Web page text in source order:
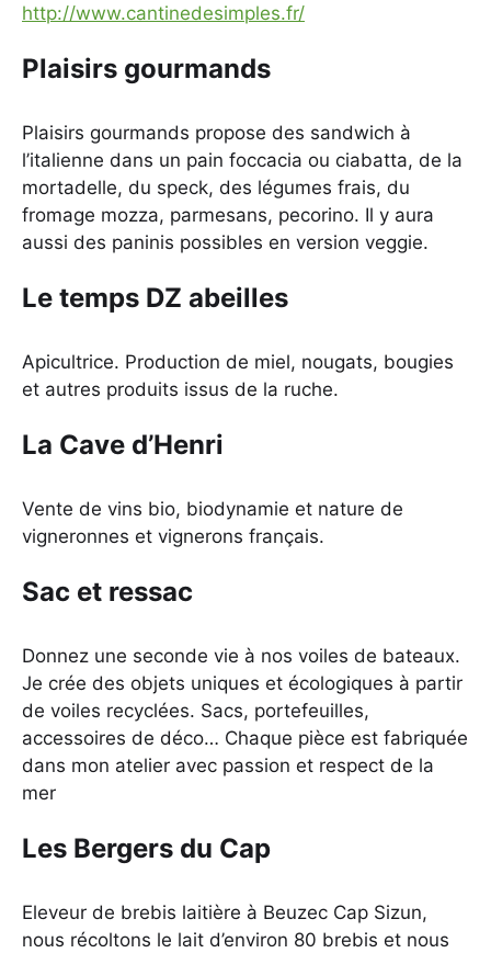
http://www.cantinedesimples.fr/
Plaisirs gourmands
Plaisirs gourmands propose des sandwich à
l’italienne dans un pain foccacia ou ciabatta, de la
mortadelle, du speck, des légumes frais, du
fromage mozza, parmesans, pecorino. Il y aura
aussi des paninis possibles en version veggie.
Le temps DZ abeilles
Apicultrice. Production de miel, nougats, bougies
et autres produits issus de la ruche.
La Cave d’Henri
Vente de vins bio, biodynamie et nature de
vigneronnes et vignerons français.
Sac et ressac
Donnez une seconde vie à nos voiles de bateaux.
Je crée des objets uniques et écologiques à partir
de voiles recyclées. Sacs, portefeuilles,
accessoires de déco… Chaque pièce est fabriquée
dans mon atelier avec passion et respect de la
mer
Les Bergers du Cap
Eleveur de brebis laitière à Beuzec Cap Sizun,
nous récoltons le lait d’environ 80 brebis et nous